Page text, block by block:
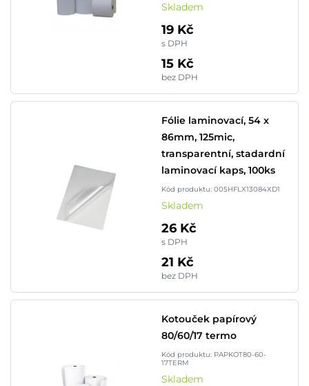
Skladem
19 Kč
s DPH
15 Kč
bez DPH
Fólie laminovací, 54 x
86mm, 125mic,
transparentní, stadardní
laminovací kaps, 100ks
Kód produktu: 005HFLX13084XD1
Skladem
26 Kč
s DPH
21 Kč
bez DPH
Kotouček papírový
80/60/17 termo
Kód produktu: PAPKOT80-60-
17TERM
Skladem